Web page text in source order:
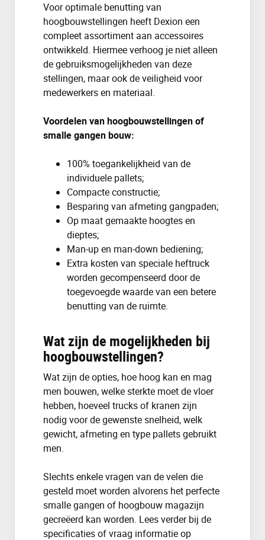
Voor optimale benutting van
hoogbouwstellingen heeft Dexion een
compleet assortiment aan accessoires
ontwikkeld. Hiermee verhoog je niet alleen
de gebruiksmogelijkheden van deze
stellingen, maar ook de veiligheid voor
medewerkers en materiaal.
Voordelen van hoogbouwstellingen of
smalle gangen bouw:
100% toegankelijkheid van de
individuele pallets;
Compacte constructie;
Besparing van afmeting gangpaden;
Op maat gemaakte hoogtes en
dieptes;
Man-up en man-down bediening;
Extra kosten van speciale heftruck
worden gecompenseerd door de
toegevoegde waarde van een betere
benutting van de ruimte.
Wat zijn de mogelijkheden bij
hoogbouwstellingen?
Wat zijn de opties, hoe hoog kan en mag
men bouwen, welke sterkte moet de vloer
hebben, hoeveel trucks of kranen zijn
nodig voor de gewenste snelheid, welk
gewicht, afmeting en type pallets gebruikt
men.
Slechts enkele vragen van de velen die
gesteld moet worden alvorens het perfecte
smalle gangen of hoogbouw magazijn
gecreëerd kan worden. Lees verder bij de
specificaties of vraag informatie op